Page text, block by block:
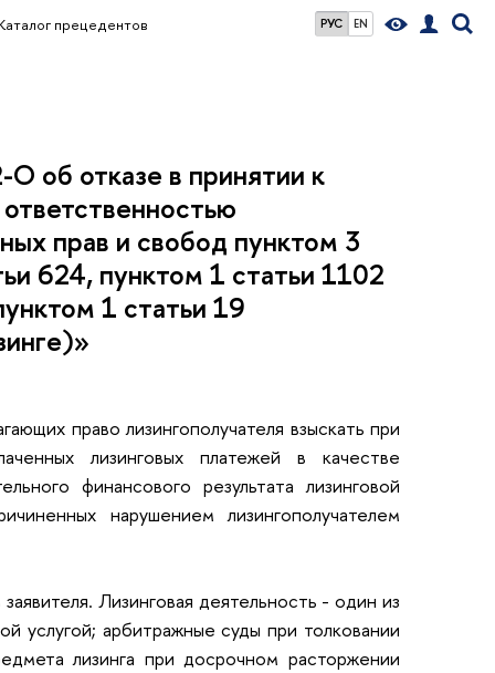
РУС EN
прецедентов
об отказе в принятии к
прав и свобод пунктом 3
624, пунктом 1 статьи 1102
1 статьи 19
право лизингополучателя взыскать при
лизинговых платежей в качестве
финансового результата лизинговой
нарушением лизингополучателем
Лизинговая деятельность - один из
услугой; арбитражные суды при толковании
лизинга при досрочном расторжении